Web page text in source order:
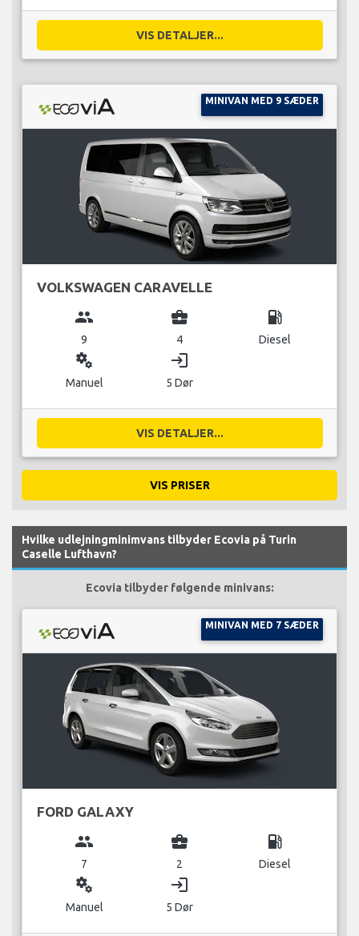
VIS DETALJER...
MINIVAN MED 9 SÆDER
VOLKSWAGEN CARAVELLE
group
9
business_center
4
local_gas_station
Diesel
miscellaneous_services
Manuel
login
5 Dør
VIS DETALJER...
VIS PRISER
Hvilke udlejningminimvans tilbyder Ecovia på Turin
Caselle Lufthavn?
Ecovia tilbyder følgende minivans:
MINIVAN MED 7 SÆDER
FORD GALAXY
group
7
business_center
2
local_gas_station
Diesel
miscellaneous_services
Manuel
login
5 Dør